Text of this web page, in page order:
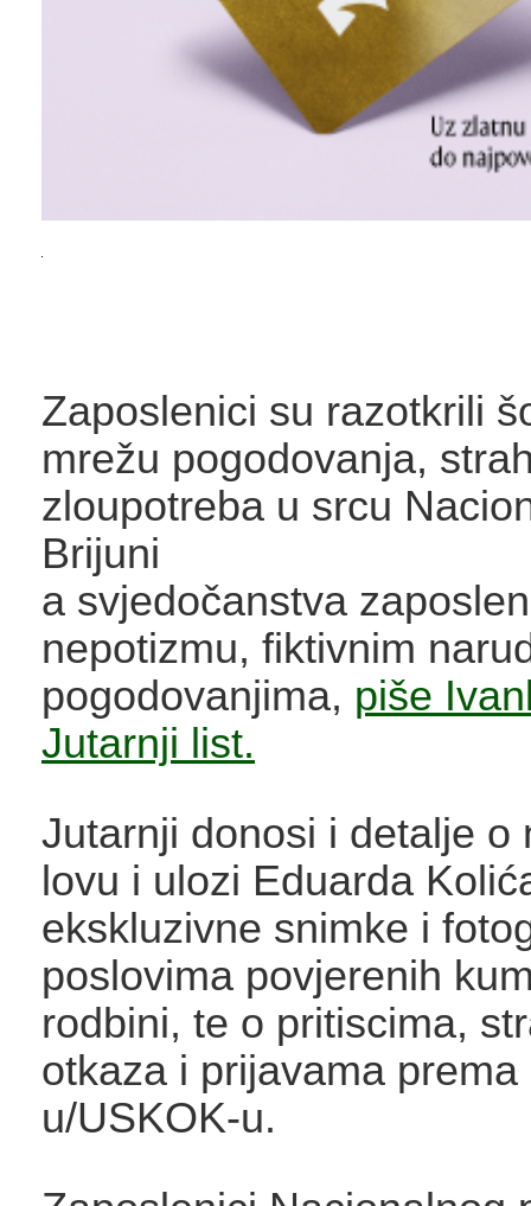
Zaposlenici su razotkrili
mrežu pogodovanja,
zloupotreba u srcu
Brijuni
a svjedočanstva
nepotizmu, fiktivnim
pogodovanjima, piše
Jutarnji list.
Jutarnji donosi i detalje o
lovu i ulozi Eduarda
ekskluzivne snimke i
poslovima povjerenih
rodbini, te o pritiscima,
otkaza i prijavama prema
u/USKOK-u.